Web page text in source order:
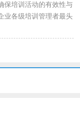
保培训活动的有效性与
业各级培训管理者最头
流程，不...